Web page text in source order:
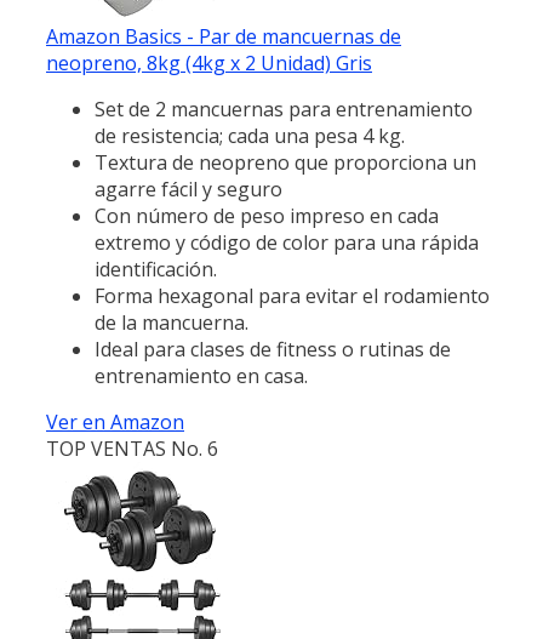
Amazon Basics - Par de mancuernas de
neopreno, 8kg (4kg x 2 Unidad) Gris
Set de 2 mancuernas para entrenamiento
de resistencia; cada una pesa 4 kg.
Textura de neopreno que proporciona un
agarre fácil y seguro
Con número de peso impreso en cada
extremo y código de color para una rápida
identificación.
Forma hexagonal para evitar el rodamiento
de la mancuerna.
Ideal para clases de fitness o rutinas de
entrenamiento en casa.
Ver en Amazon
TOP VENTAS No. 6